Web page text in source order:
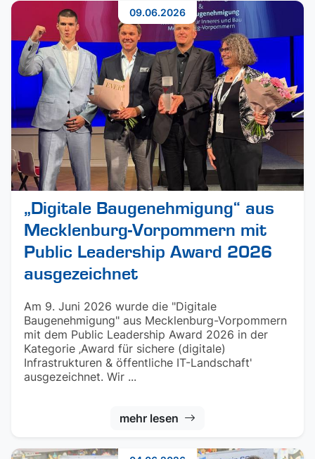
„Digitale Baugenehmigung“ aus
Mecklenburg-Vorpommern mit
Public Leadership Award 2026
ausgezeichnet
Am 9. Juni 2026 wurde die "Digitale
Baugenehmigung" aus Mecklenburg-Vorpommern
mit dem Public Leadership Award 2026 in der
Kategorie ‚Award für sichere (digitale)
Infrastrukturen & öffentliche IT-Landschaft'
ausgezeichnet. Wir ...
mehr lesen
09.06.2026